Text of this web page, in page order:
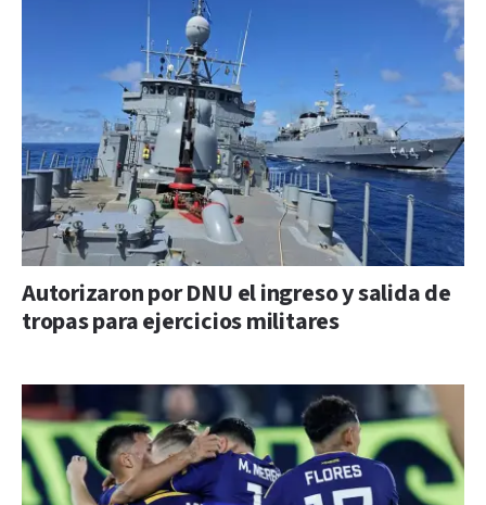
Autorizaron por DNU el ingreso y salida de
tropas para ejercicios militares